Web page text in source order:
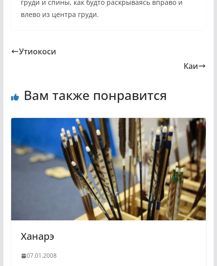
груди и спины, как будто раскрываясь вправо и
влево из центра груди.
Утиокоси
Каи
Вам также понравится
Ханарэ
07.01.2008